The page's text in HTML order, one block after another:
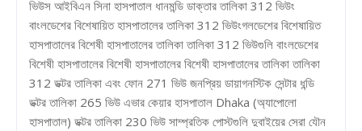
ভিউস আইবিএন সিনা হাসপাতাল ধানমন্ডি ডাক্তার তালিকা 312 ভিউং
বাংলডেশের বিশেষায়িত হাসপাতালের তালিকা 312 ভিউংগলডেশের বিশেষায়িত
হাসপাতালের বিশেষী হাসপাতালের তালিকা তালিকা 312 ভিউগুলি বাংলডেশের
বিশেষী হাসপাতালের বিশেষী হাসপাতালের বিশেষী হাসপাতালের তালিকা তালিকা
312 ডক্টর তালিকা এবং ফোন 271 ভিউ জনপ্রিয় ডায়াগনস্টিক সেন্টার ধন্ডি
ডক্টর তালিকা 265 ভিউ এভার কেয়ার হাসপাতাল Dhaka (অ্যাপোলো
হাসপাতাল) ডক্টর তালিকা 230 ভিউ সাম্প্রতিক পোস্টগুলি দুবাইয়ের সেরা যৌন